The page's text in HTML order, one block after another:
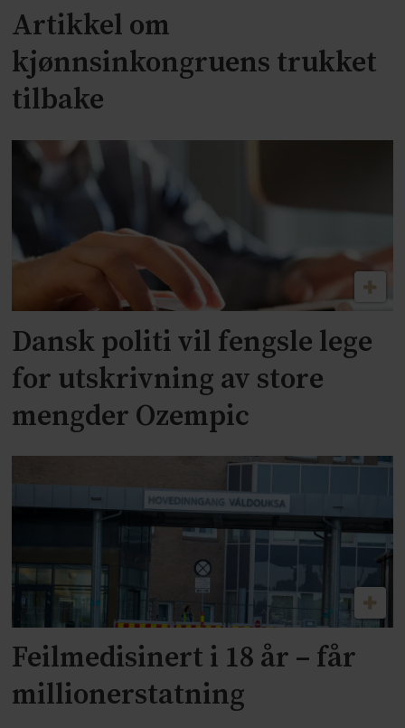
Artikkel om
kjønnsinkongruens trukket
tilbake
Dansk politi vil fengsle lege
for utskrivning av store
mengder Ozempic
Feilmedisinert i 18 år – får
millionerstatning